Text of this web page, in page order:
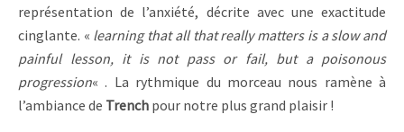
représentation de l’anxiété, décrite avec une exactitude
cinglante. « learning that all that really matters is a slow and
painful lesson, it is not pass or fail, but a poisonous
progression« . La rythmique du morceau nous ramène à
l’ambiance de Trench pour notre plus grand plaisir !